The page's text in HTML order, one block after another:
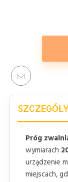
Próg
wymiarach
urządzenie
miejscach,